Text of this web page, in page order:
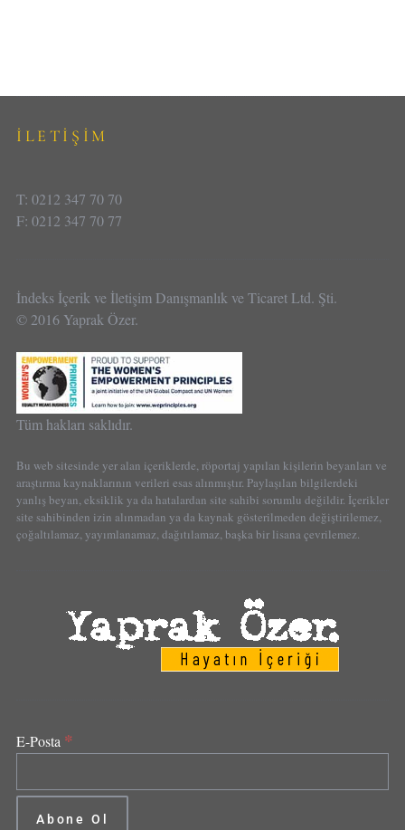
İLETİŞİM
T: 0212 347 70 70
F: 0212 347 70 77
İndeks İçerik ve İletişim Danışmanlık ve Ticaret Ltd. Şti.
© 2016 Yaprak Özer.
Tüm hakları saklıdır.
Bu web sitesinde yer alan içeriklerde, röportaj yapılan kişilerin beyanları ve
araştırma kaynaklarının verileri esas alınmıştır. Paylaşılan bilgilerdeki
yanlış beyan, eksiklik ya da hatalardan site sahibi sorumlu değildir. İçerikler
site sahibinden izin alınmadan ya da kaynak gösterilmeden değiştirilemez,
çoğaltılamaz, yayımlanamaz, dağıtılamaz, başka bir lisana çevrilemez.
E-Posta *